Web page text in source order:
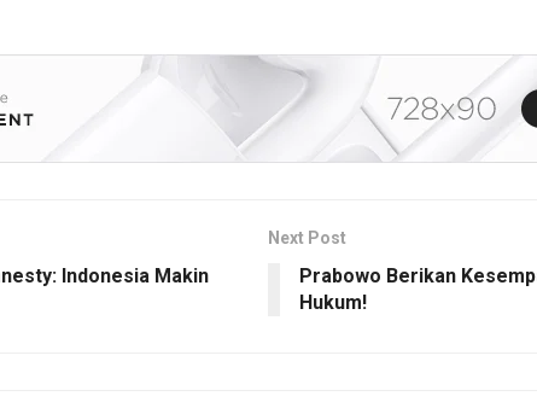
Indonesia Makin
Next Post
Prabowo Berikan
Hukum!